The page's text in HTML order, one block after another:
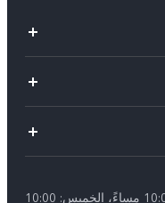
السبت - الأربعاء : 10:00 صباحاً - 10:00 مساءً، الخميس: 10:00